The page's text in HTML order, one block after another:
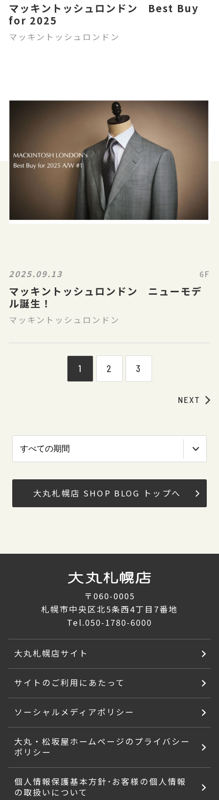
マッキントッシュロンドン Best Buy
for 2025
マッキントッシュロンドン
2025.09.13 6F
マッキントッシュロンドン ニューモデ
ル誕生！
マッキントッシュロンドン
1 2 3
NEXT
大丸札幌店 SHOP BLOG トップへ
〒060-0005
札幌市中央区北5条西4丁目7番地
Tel.050-1780-6000
大丸札幌店サイト
サイトのご利用にあたって
ソーシャルメディアポリシー
大丸・松坂屋ホームページのプライバシー
ポリシー
個人情報保護基本方針･お客様の個人情報
の取扱いについて